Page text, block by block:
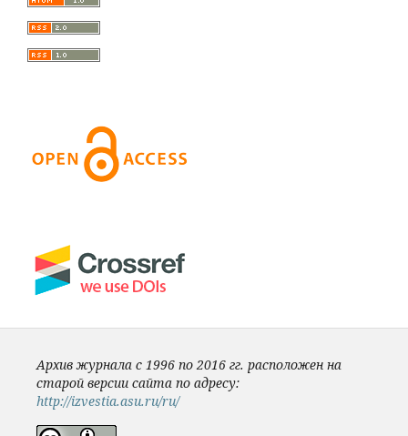
Архив журнала с 1996 по 2016 гг. расположен на
старой версии сайта по адресу:
http://izvestia.asu.ru/ru/